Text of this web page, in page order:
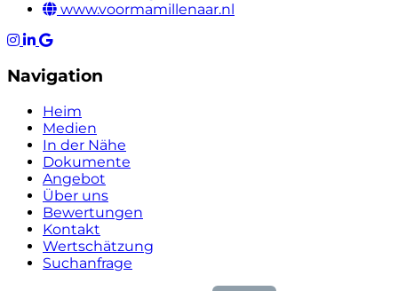
www.voormamillenaar.nl
Navigation
Heim
Medien
In der Nähe
Dokumente
Angebot
Über uns
Bewertungen
Kontakt
Wertschätzung
Suchanfrage